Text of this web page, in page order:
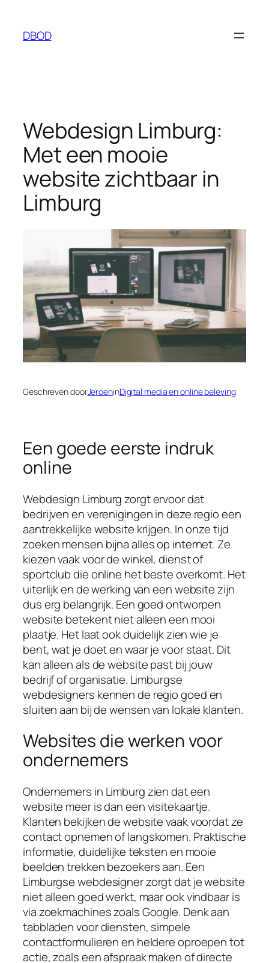
DBOD
Webdesign Limburg:
Met een mooie
website zichtbaar in
Limburg
Geschreven doorJeroeninDigital media en online beleving
Een goede eerste indruk
online
Webdesign Limburg zorgt ervoor dat
bedrijven en verenigingen in deze regio een
aantrekkelijke website krijgen. In onze tijd
zoeken mensen bijna alles op internet. Ze
kiezen vaak voor de winkel, dienst of
sportclub die online het beste overkomt. Het
uiterlijk en de werking van een website zijn
dus erg belangrijk. Een goed ontworpen
website betekent niet alleen een mooi
plaatje. Het laat ook duidelijk zien wie je
bent, wat je doet en waar je voor staat. Dit
kan alleen als de website past bij jouw
bedrijf of organisatie. Limburgse
webdesigners kennen de regio goed en
sluiten aan bij de wensen van lokale klanten.
Websites die werken voor
ondernemers
Ondernemers in Limburg zien dat een
website meer is dan een visitekaartje.
Klanten bekijken de website vaak voordat ze
contact opnemen of langskomen. Praktische
informatie, duidelijke teksten en mooie
beelden trekken bezoekers aan. Een
Limburgse webdesigner zorgt dat je website
niet alleen goed werkt, maar ook vindbaar is
via zoekmachines zoals Google. Denk aan
tabbladen voor diensten, simpele
contactformulieren en heldere oproepen tot
actie, zoals een afspraak maken of directe